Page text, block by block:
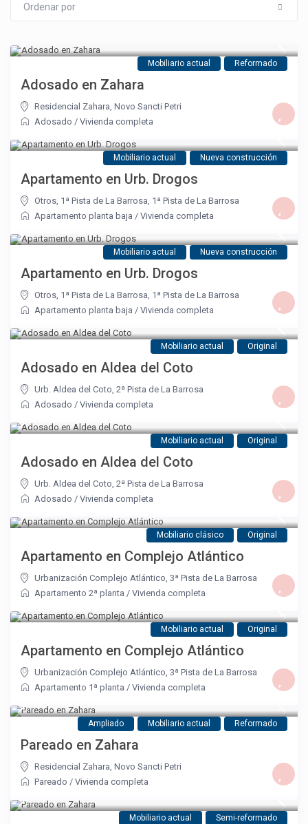
Ordenar por
Mobiliario actual Reformado
Adosado en Zahara
Residencial Zahara,Novo Sancti Petri
Adosado /Vivienda completa
Mobiliario actual Nueva construcción
Apartamento en Urb. Drogos
Otros, 1ª Pista de La Barrosa, 1ª Pista de La Barrosa
Apartamento planta baja /Vivienda completa
Mobiliario actual Nueva construcción
Apartamento en Urb. Drogos
Otros, 1ª Pista de La Barrosa, 1ª Pista de La Barrosa
Apartamento planta baja /Vivienda completa
Mobiliario actual Original
Adosado en Aldea del Coto
Urb. Aldea del Coto,2ª Pista de La Barrosa
Adosado /Vivienda completa
Mobiliario actual Original
Adosado en Aldea del Coto
Urb. Aldea del Coto,2ª Pista de La Barrosa
Adosado /Vivienda completa
Mobiliario clásico Original
Apartamento en Complejo Atlántico
Urbanización Complejo Atlántico,3ª Pista de La Barrosa
Apartamento 2ª planta /Vivienda completa
Mobiliario actual Original
Apartamento en Complejo Atlántico
Urbanización Complejo Atlántico,3ª Pista de La Barrosa
Apartamento 1ª planta /Vivienda completa
Ampliado Mobiliario actual Reformado
Pareado en Zahara
Residencial Zahara,Novo Sancti Petri
Pareado /Vivienda completa
Mobiliario actual Semi-reformado